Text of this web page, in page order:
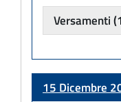
Versamenti
15 Dicembre